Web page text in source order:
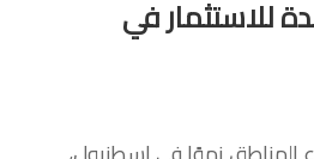
للاستثمار في